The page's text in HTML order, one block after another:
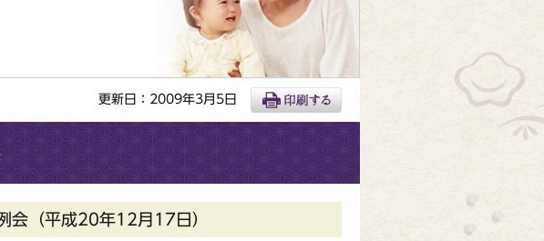
更新日：2009年3月5日
会（平成20年12月17日）